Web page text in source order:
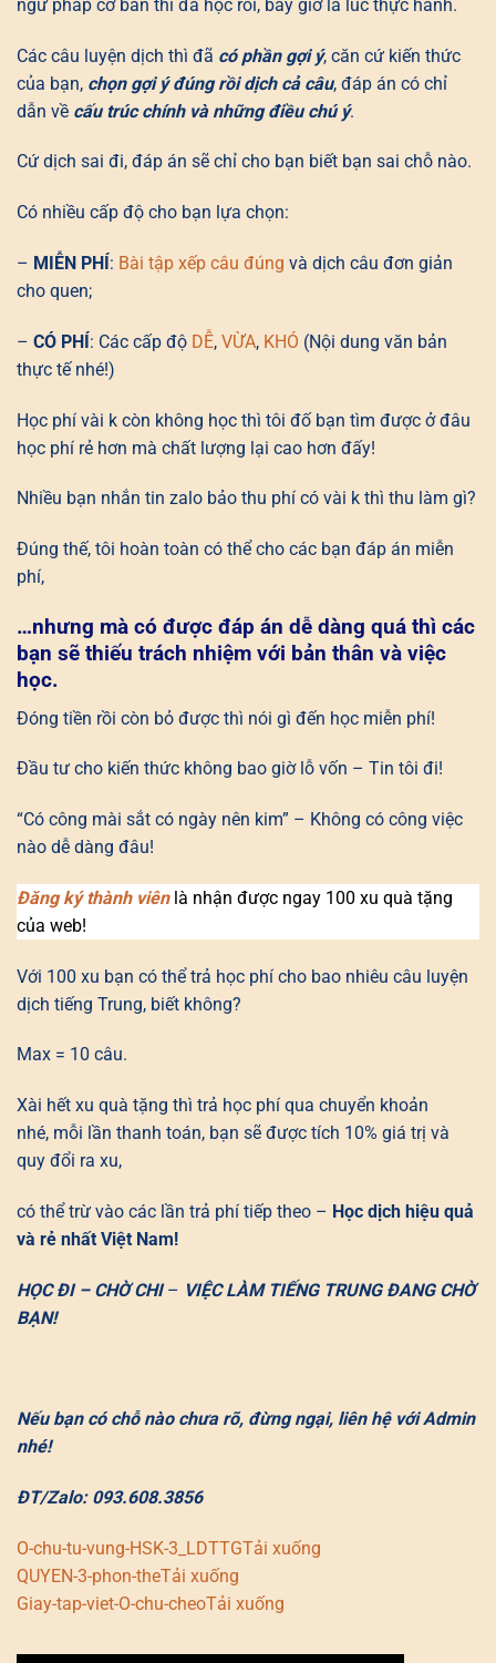
ngữ pháp cơ bản thì đã học rồi, bây giờ là lúc thực hành.
Các câu luyện dịch thì đã có phần gợi ý, căn cứ kiến thức
của bạn, chọn gợi ý đúng rồi dịch cả câu, đáp án có chỉ
dẫn về cấu trúc chính và những điều chú ý.
Cứ dịch sai đi, đáp án sẽ chỉ cho bạn biết bạn sai chỗ nào.
Có nhiều cấp độ cho bạn lựa chọn:
– MIỄN PHÍ: Bài tập xếp câu đúng và dịch câu đơn giản
cho quen;
– CÓ PHÍ: Các cấp độ DỄ, VỪA, KHÓ (Nội dung văn bản
thực tế nhé!)
Học phí vài k còn không học thì tôi đố bạn tìm được ở đâu
học phí rẻ hơn mà chất lượng lại cao hơn đấy!
Nhiều bạn nhắn tin zalo bảo thu phí có vài k thì thu làm gì?
Đúng thế, tôi hoàn toàn có thể cho các bạn đáp án miễn
phí,
…nhưng mà có được đáp án dễ dàng quá thì các
bạn sẽ thiếu trách nhiệm với bản thân và việc
học.
Đóng tiền rồi còn bỏ được thì nói gì đến học miễn phí!
Đầu tư cho kiến thức không bao giờ lỗ vốn – Tin tôi đi!
“Có công mài sắt có ngày nên kim” – Không có công việc
nào dễ dàng đâu!
Đăng ký thành viênlà nhận được ngay 100 xu quà tặng
của web!
Với 100 xu bạn có thể trả học phí cho bao nhiêu câu luyện
dịch tiếng Trung, biết không?
Max = 10 câu.
Xài hết xu quà tặng thì trả học phí qua chuyển khoản
nhé, mỗi lần thanh toán, bạn sẽ được tích 10% giá trị và
quy đổi ra xu,
có thể trừ vào các lần trả phí tiếp theo – Học dịch hiệu quả
và rẻ nhất Việt Nam!
HỌC ĐI – CHỜ CHI– VIỆC LÀM TIẾNG TRUNG ĐANG CHỜ
BẠN!
Nếu bạn có chỗ nào chưa rõ, đừng ngại, liên hệ với Admin
nhé!
ĐT/Zalo: 093.608.3856
O-chu-tu-vung-HSK-3_LDTTGTải xuống
QUYEN-3-phon-theTải xuống
Giay-tap-viet-O-chu-cheoTải xuống